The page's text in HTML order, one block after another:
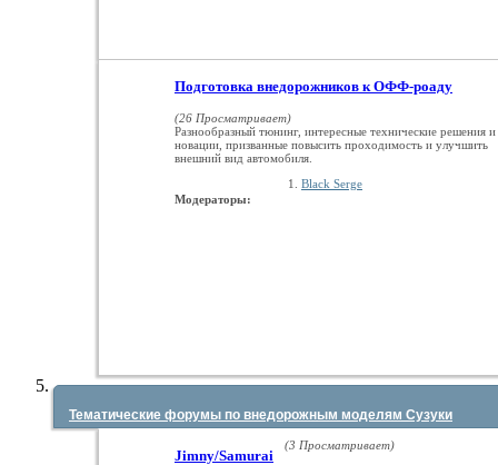
Подготовка внедорожников к ОФФ-роаду
(26 Просматривает)
Разнообразный тюнинг, интересные технические решения и
новации, призванные повысить проходимость и улучшить
внешний вид автомобиля.
Модераторы:
Black Serge
Тематические форумы по внедорожным моделям Сузуки
Jimny/Samurai
(3 Просматривает)